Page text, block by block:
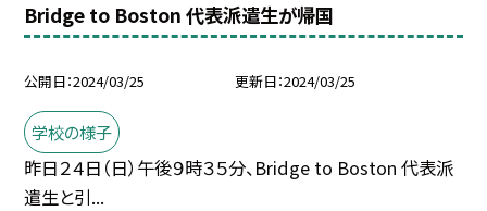
Bridge to Boston 代表派遣生が帰国
公開日 2024/03/25 更新日 2024/03/25
学校の様子
昨日２４日（日）午後９時３５分、Bridge to Boston 代表派
遣生と引...